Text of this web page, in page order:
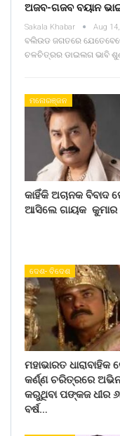
ଅଜବ-ଗଜବ ବୟାନ
Sakala Khabar Aug
ବଲିଉଡ ଜଗତରେ
ଚଳଚିତ୍ରର ଡାଇଲଗ ଭାବି
ମନୋରଞ୍ଜନ
କାହିଁକି ଅଚାନକ ବିବାଦ
ଆସିଲେ ଗାୟକ କୁମାର
ଦେଶ- ବିଦେଶ
ମହାଭାରତ ଧାରାବାହିକ
କର୍ଣ୍ଣ ଚରିତ୍ରରେ
କରୁଥିବା ପଙ୍କଜ ଧୀର
ବର୍ଷ…